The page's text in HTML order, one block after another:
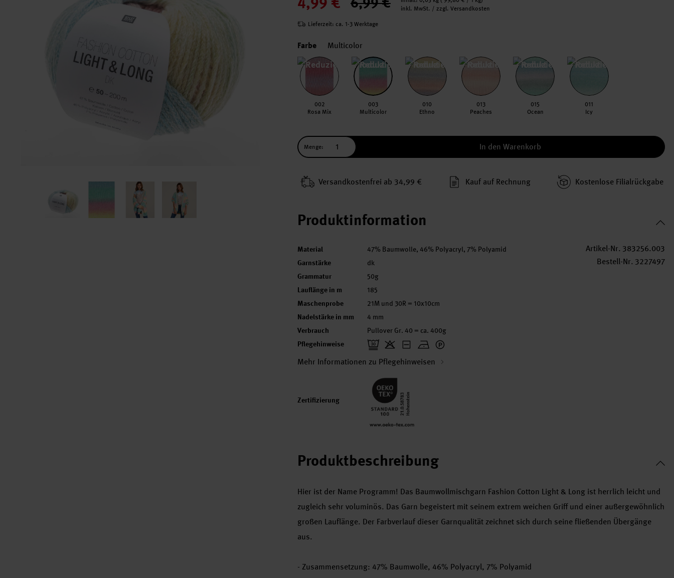
inkl. MwSt. / zzgl. Versandkosten
Lieferzeit: ca. 1-3 Werktage
Farbe Multicolor
002
Rosa Mix
003
Multicolor
010
Ethno
013
Peaches
015
Ocean
011
Icy
Menge: In den Warenkorb
Versand­kosten­frei ab 34,99 € Kauf auf Rechnung Kosten­lose Filial­rückgabe
Produktinformation
Material 47% Baumwolle, 46% Polyacryl, 7% Polyamid
Garnstärke dk
Grammatur 50g
Lauflänge in m 185
Maschenprobe 21M und 30R = 10x10cm
Nadelstärke in mm 4 mm
Verbrauch Pullover Gr. 40 = ca. 400g
Pflegehinweise
Mehr Informationen zu Pflegehinweisen
Zertifizierung
Artikel-Nr. 383256.003
Bestell-Nr. 3227497
Produktbeschreibung
Hier ist der Name Programm! Das Baumwollmischgarn Fashion Cotton Light & Long ist herrlich leicht und
zugleich sehr voluminös. Das Garn begeistert mit seinem extrem weichen Griff und einer außergewöhnlich
großen Lauflänge. Der Farbverlauf dieser Garnqualität zeichnet sich durch seine fließenden Übergänge
aus.
- Zusammensetzung: 47% Baumwolle, 46% Polyacryl, 7% Polyamid